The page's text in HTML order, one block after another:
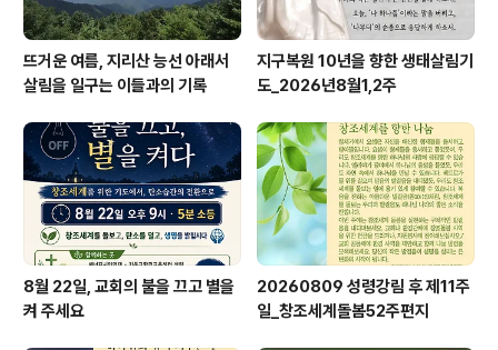
뜨거운 여름, 지리산 능선 아래서
살림을 일구는 이들과의 기록
지구복원 10년을 향한 생태살림기
도_2026년8월1,2주
8월 22일, 교회의 불을 끄고 별을
켜 주세요
20260809 성령강림 후 제11주
일_창조세계돌봄52주편지